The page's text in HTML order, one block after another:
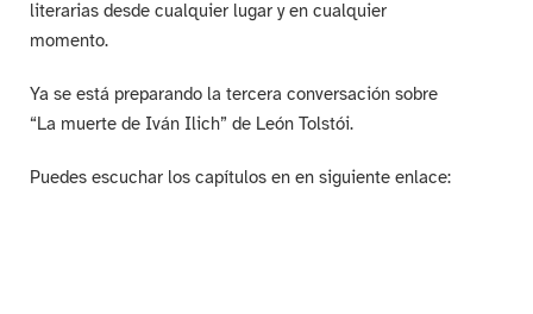
literarias desde cualquier lugar y en cualquier
momento.
Ya se está preparando la tercera conversación sobre
“La muerte de Iván Ilich” de León Tolstói.
Puedes escuchar los capítulos en en siguiente enlace: